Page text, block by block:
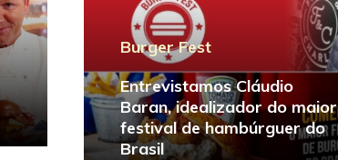
Burger Fest
Entrevistamos Cláudio
Baran, idealizador do maior
festival de hambúrguer do
Brasil